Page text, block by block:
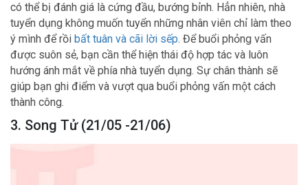
có thể bị đánh giá là cứng đầu, bướng bỉnh. Hẳn nhiên, nhà
tuyển dụng không muốn tuyển những nhân viên chỉ làm theo
ý mình để rồi bất tuân và cãi lời sếp. Để buổi phỏng vấn
được suôn sẻ, bạn cần thể hiện thái độ hợp tác và luôn
hướng ánh mắt về phía nhà tuyển dụng. Sự chân thành sẽ
giúp bạn ghi điểm và vượt qua buổi phỏng vấn một cách
thành công.
3. Song Tử (21/05 -21/06)